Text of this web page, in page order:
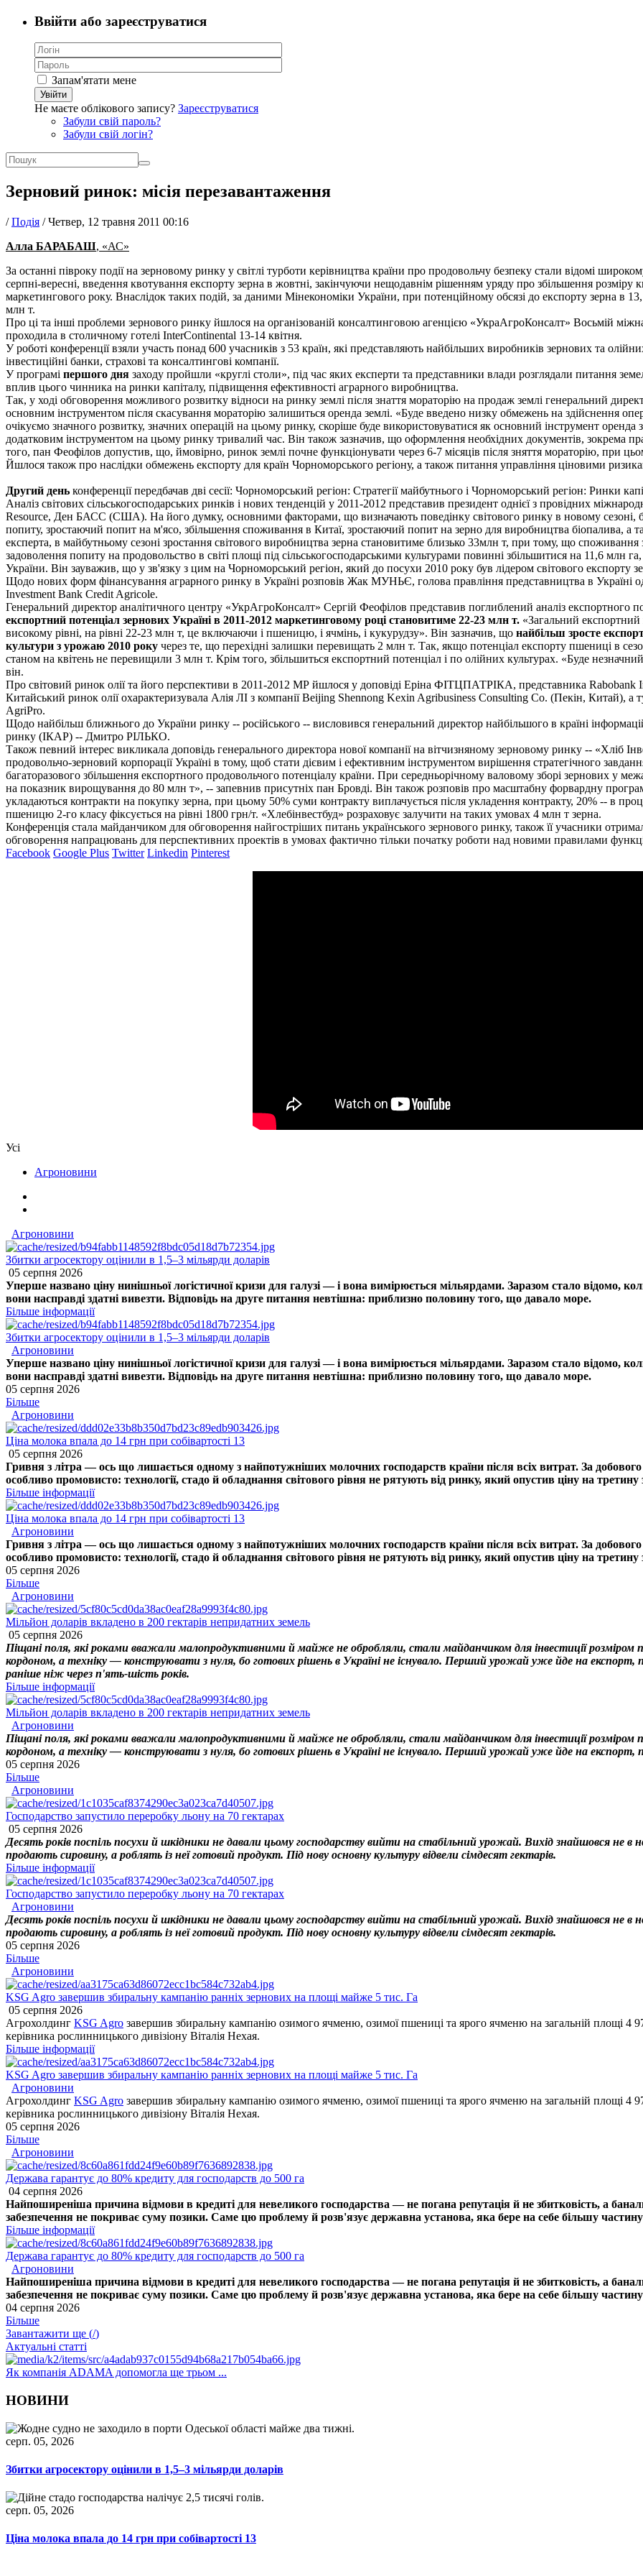
Ввійти або зареєструватися
Запам'ятати мене
Увійти
Не маєте облікового запису? Зареєструватися
Забули свій пароль?
Забули свій логін?
Зерновий ринок: місія перезавантаження
/ Подія /Четвер, 12 травня 2011 00:16
Алла БАРАБАШ, «АС»
За останні півроку події на зерновому ринку у світлі турботи керівництва країни про продовольчу безпеку стали відомі
серпні-вересні, введення квотування експорту зерна в жовтні, закінчуючи нещодавнім рішенням уряду про збільшення
маркетингового року. Внаслідок таких подій, за даними Мінекономіки України, при потенційному обсязі до експорту зерна в
млн т.
Про ці та інші проблеми зернового ринку йшлося на організованій консалтинговою агенцією «УкраАгроКонсалт» Восьмій
проходила в столичному готелі InterContinental 13-14 квітня.
У роботі конференції взяли участь понад 600 учасників з 53 країн, які представляють найбільших виробників зернових та
інвестиційні банки, страхові та консалтингові компанії.
У програмі першого дня заходу пройшли «круглі столи», під час яких експерти та представники влади розглядали питання
вплив цього чинника на ринки капіталу, підвищення ефективності аграрного виробництва.
Так, у ході обговорення можливого розвитку відноси на ринку землі після знаття мораторію на продаж землі генеральний
основним інструментом після скасування мораторію залишиться оренда землі. «Буде введено низку обмежень на здійснення
очікуємо значного розвитку, значних операцій на цьому ринку, скоріше буде використовуватися як основний інструмент оренда
додатковим інструментом на цьому ринку тривалий час. Він також зазначив, що оформлення необхідних документів, зокрема
того, пан Феофілов допустив, що, ймовірно, ринок землі почне функціонувати через 6-7 місяців після зняття мораторію, при
Йшлося також про наслідки обмежень експорту для країн Чорноморського регіону, а також питання управління ціновими
Другий день конференції передбачав дві сесії: Чорноморський регіон: Стратегії майбутнього і Чорноморський регіон: Ринки
Аналіз світових сільськогосподарських ринків і нових тенденцій у 2011-2012 представив президент однієї з провідних
Resource, Ден БАСС (США). На його думку, основними факторами, що визначають поведінку світового ринку в новому сезоні,
попиту, зростаючий попит на м'ясо, збільшення споживання в Китаї, зростаючий попит на зерно для виробництва біопалива, а
експерта, в майбутньому сезоні зростання світового виробництва зерна становитиме близько 33млн т, при тому, що
задоволення попиту на продовольство в світі площі під сільськогосподарськими культурами повинні збільшитися на 11,6 млн
України. Він зауважив, що у зв'язку з цим на Чорноморський регіон, який до посухи 2010 року був лідером світового експорту
Щодо нових форм фінансування аграрного ринку в Україні розповів Жак МУНЬЄ, голова правління представництва в Україні
Investment Bank Credit Agricolе.
Генеральний директор аналітичного центру «УкрАгроКонсалт» Сергій Феофілов представив поглиблений аналіз експортного
експортний потенціал зернових Україні в 2011-2012 маркетинговому році становитиме 22-23 млн т. «Загальний експортний
високому рівні, на рівні 22-23 млн т, це включаючи і пшеницю, і ячмінь, і кукурудзу». Він зазначив, що найбільш зросте
культури з урожаю 2010 року через те, що перехідні залишки перевищать 2 млн т. Так, якщо потенціал експорту пшениці в
станом на квітень не перевищили 3 млн т. Крім того, збільшиться експортний потенціал і по олійних культурах. «Буде
він.
Про світовий ринок олії та його перспективи в 2011-2012 МР йшлося у доповіді Еріна ФІТЦПАТРІКА, представника Rabobank
Китайський ринок олії охарактеризувала Алія ЛІ з компанії Beijing Shennong Kexin Agribusiness Consulting Co. (Пекін, Китай), а
AgriPro.
Щодо найбільш ближнього до України ринку -- російського -- висловився генеральний директор найбільшого в країні
ринку (ІКАР) -- Дмитро РІЛЬКО.
Також певний інтерес викликала доповідь генерального директора нової компанії на вітчизняному зерновому ринку -- «Хліб
продовольчо-зерновий корпорації Україні в тому, щоб стати дієвим і ефективним інструментом вирішення стратегічного
багаторазового збільшення експортного продовольчого потенціалу країни. При середньорічному валовому зборі зернових у
на показник вирощування до 80 млн т», -- запевнив присутніх пан Бровді. Він також розповів про масштабну форвардну
укладаються контракти на покупку зерна, при цьому 50% суми контракту виплачується після укладення контракту, 20% -- в
пшеницю 2-го класу фіксується на рівні 1800 грн/т. «Хлебінвестбуд» розраховує залучити на таких умовах 4 млн т зерна.
Конференція стала майданчиком для обговорення найгостріших питань українського зернового ринку, також її учасники
обговорення напрацювань для перспективних проектів в умовах фактично тільки початку роботи над новими правилами
Facebook Google Plus Twitter Linkedin Pinterest
Усі
Агроновини
Агроновини
Збитки агросектору оцінили в 1,5–3 мільярди доларів
05 серпня 2026
Уперше названо ціну нинішньої логістичної кризи для галузі — і вона вимірюється мільярдами. Заразом стало відомо,
вони насправді здатні вивезти. Відповідь на друге питання невтішна: приблизно половину того, що давало море.
Більше інформації
Збитки агросектору оцінили в 1,5–3 мільярди доларів
Агроновини
Уперше названо ціну нинішньої логістичної кризи для галузі — і вона вимірюється мільярдами. Заразом стало відомо,
вони насправді здатні вивезти. Відповідь на друге питання невтішна: приблизно половину того, що давало море.
05 серпня 2026
Більше
Агроновини
Ціна молока впала до 14 грн при собівартості 13
05 серпня 2026
Гривня з літра — ось що лишається одному з найпотужніших молочних господарств країни після всіх витрат. За
особливо промовисто: технології, стадо й обладнання світового рівня не рятують від ринку, який опустив ціну на третину
Більше інформації
Ціна молока впала до 14 грн при собівартості 13
Агроновини
Гривня з літра — ось що лишається одному з найпотужніших молочних господарств країни після всіх витрат. За
особливо промовисто: технології, стадо й обладнання світового рівня не рятують від ринку, який опустив ціну на третину
05 серпня 2026
Більше
Агроновини
Мільйон доларів вкладено в 200 гектарів непридатних земель
05 серпня 2026
Піщані поля, які роками вважали малопродуктивними й майже не обробляли, стали майданчиком для інвестиції розміром
кордоном, а техніку — конструювати з нуля, бо готових рішень в Україні не існувало. Перший урожай уже йде на експорт,
раніше ніж через п'ять-шість років.
Більше інформації
Мільйон доларів вкладено в 200 гектарів непридатних земель
Агроновини
Піщані поля, які роками вважали малопродуктивними й майже не обробляли, стали майданчиком для інвестиції розміром
кордоном, а техніку — конструювати з нуля, бо готових рішень в Україні не існувало. Перший урожай уже йде на експорт,
05 серпня 2026
Більше
Агроновини
Господарство запустило переробку льону на 70 гектарах
05 серпня 2026
Десять років поспіль посухи й шкідники не давали цьому господарству вийти на стабільний урожай. Вихід знайшовся не в
продають сировину, а роблять із неї готовий продукт. Під нову основну культуру відвели сімдесят гектарів.
Більше інформації
Господарство запустило переробку льону на 70 гектарах
Агроновини
Десять років поспіль посухи й шкідники не давали цьому господарству вийти на стабільний урожай. Вихід знайшовся не в
продають сировину, а роблять із неї готовий продукт. Під нову основну культуру відвели сімдесят гектарів.
05 серпня 2026
Більше
Агроновини
KSG Agro завершив збиральну кампанію ранніх зернових на площі майже 5 тис. Га
05 серпня 2026
Агрохолдинг KSG Agro завершив збиральну кампанію озимого ячменю, озимої пшениці та ярого ячменю на загальній площі 4
керівника рослинницького дивізіону Віталія Нехая.
Більше інформації
KSG Agro завершив збиральну кампанію ранніх зернових на площі майже 5 тис. Га
Агроновини
Агрохолдинг KSG Agro завершив збиральну кампанію озимого ячменю, озимої пшениці та ярого ячменю на загальній площі 4
керівника рослинницького дивізіону Віталія Нехая.
05 серпня 2026
Більше
Агроновини
Держава гарантує до 80% кредиту для господарств до 500 га
04 серпня 2026
Найпоширеніша причина відмови в кредиті для невеликого господарства — не погана репутація й не збитковість, а
забезпечення не покриває суму позики. Саме цю проблему й розв'язує державна установа, яка бере на себе більшу
Більше інформації
Держава гарантує до 80% кредиту для господарств до 500 га
Агроновини
Найпоширеніша причина відмови в кредиті для невеликого господарства — не погана репутація й не збитковість, а
забезпечення не покриває суму позики. Саме цю проблему й розв'язує державна установа, яка бере на себе більшу
04 серпня 2026
Більше
Завантажити ще (/)
Актуальні статті
Як компанія ADAMA допомогла ще трьом ...
НОВИНИ
серп. 05, 2026
Збитки агросектору оцінили в 1,5–3 мільярди доларів
серп. 05, 2026
Ціна молока впала до 14 грн при собівартості 13